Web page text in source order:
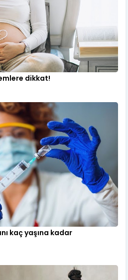
dikkat!
kaç yaşına kadar